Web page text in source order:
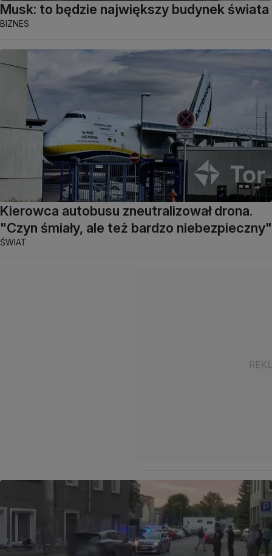
Musk: to będzie największy budynek świata
BIZNES
Kierowca autobusu zneutralizował drona.
"Czyn śmiały, ale też bardzo niebezpieczny"
ŚWIAT